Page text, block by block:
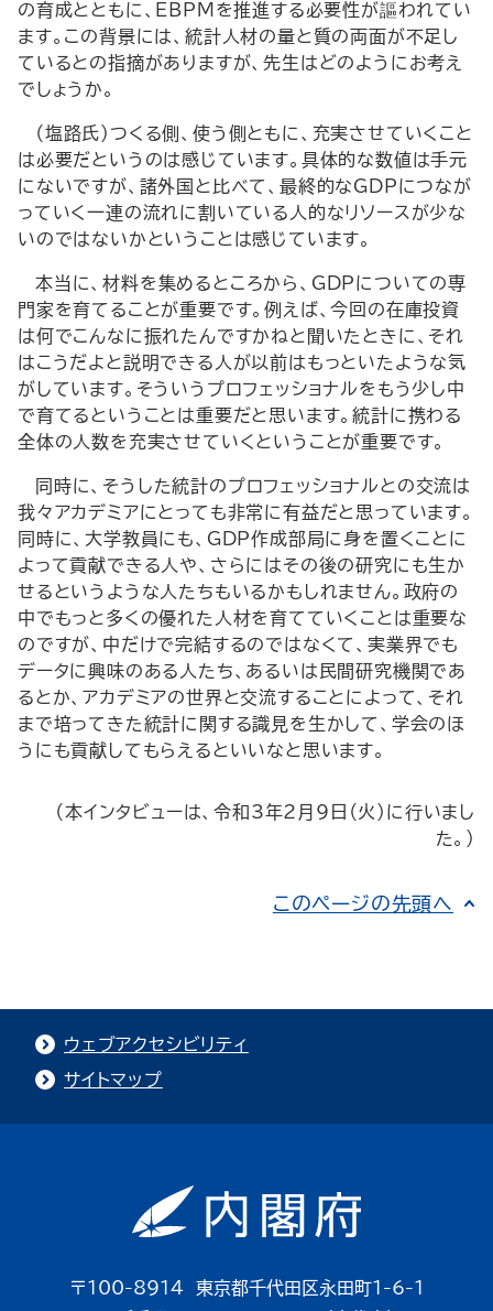
の育成とともに、EBPMを推進する必要性が謳われてい
ます。この背景には、統計人材の量と質の両面が不足し
ているとの指摘がありますが、先生はどのようにお考え
でしょうか。―
（塩路氏）つくる側、使う側ともに、充実させていくこと
は必要だというのは感じています。具体的な数値は手元
にないですが、諸外国と比べて、最終的なGDPにつなが
っていく一連の流れに割いている人的なリソースが少な
いのではないかということは感じています。
本当に、材料を集めるところから、GDPについての専
門家を育てることが重要です。例えば、今回の在庫投資
は何でこんなに振れたんですかねと聞いたときに、それ
はこうだよと説明できる人が以前はもっといたような気
がしています。そういうプロフェッショナルをもう少し中
で育てるということは重要だと思います。統計に携わる
全体の人数を充実させていくということが重要です。
同時に、そうした統計のプロフェッショナルとの交流は
我々アカデミアにとっても非常に有益だと思っています。
同時に、大学教員にも、GDP作成部局に身を置くことに
よって貢献できる人や、さらにはその後の研究にも生か
せるというような人たちもいるかもしれません。政府の
中でもっと多くの優れた人材を育てていくことは重要な
のですが、中だけで完結するのではなくて、実業界でも
データに興味のある人たち、あるいは民間研究機関であ
るとか、アカデミアの世界と交流することによって、それ
まで培ってきた統計に関する識見を生かして、学会のほ
うにも貢献してもらえるといいなと思います。
（本インタビューは、令和3年2月9日（火）に行いまし
た。）
このページの先頭へ
ウェブアクセシビリティ
サイトマップ
〒100-8914 東京都千代田区永田町1-6-1